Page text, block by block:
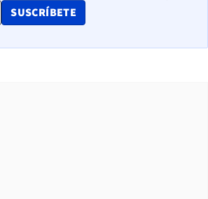
SUSCRÍBETE
OPENS IN NEW WINDOW